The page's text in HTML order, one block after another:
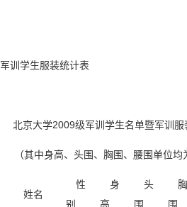
训学生服装统计表
北京大学2009级军训学生名单暨军训服
（其中身高、头围、胸围、腰围单位均
姓名
性
别
身
高
头
围
胸
围